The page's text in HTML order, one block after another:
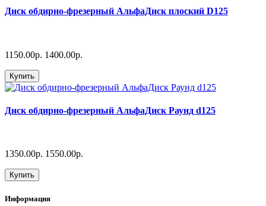
Диск обдирно-фрезерный АльфаДиск плоский D125
1150.00р. 1400.00р.
Купить
Диск обдирно-фрезерный АльфаДиск Раунд d125
1350.00р. 1550.00р.
Купить
Информация